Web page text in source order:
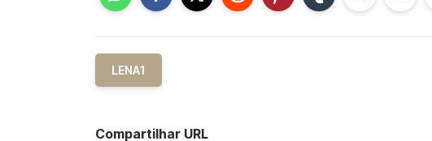
LENA1
Compartilhar URL